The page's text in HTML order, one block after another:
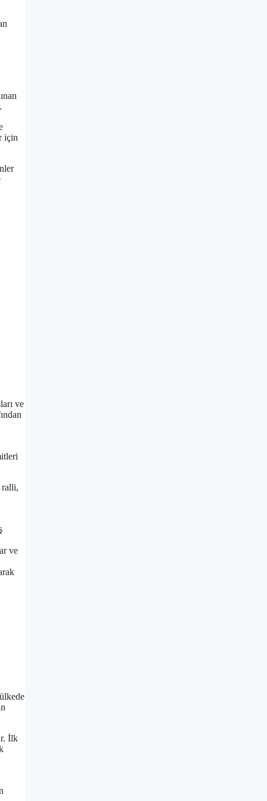
için
ve
ralli,
ve
İlk